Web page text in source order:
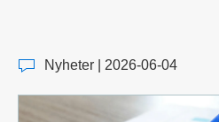
Nyheter | 2026-06-04